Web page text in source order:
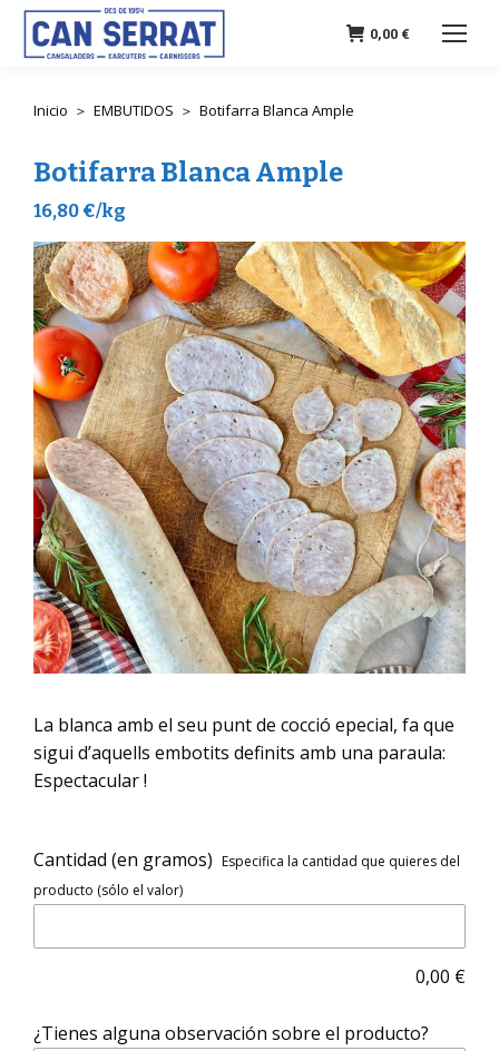
0,00 €
Estás aquí:
Inicio EMBUTIDOS Botifarra Blanca Ample
Botifarra Blanca Ample
16,80 €/kg
La blanca amb el seu punt de cocció epecial, fa que
sigui d’aquells embotits definits amb una paraula:
Espectacular !
Cantidad (en gramos) Especifica la cantidad que quieres del
producto (sólo el valor)
0,00 €
¿Tienes alguna observación sobre el producto?